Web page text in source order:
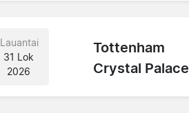
Lauantai
31 Lok
2026
Tottenham
Crystal Palace